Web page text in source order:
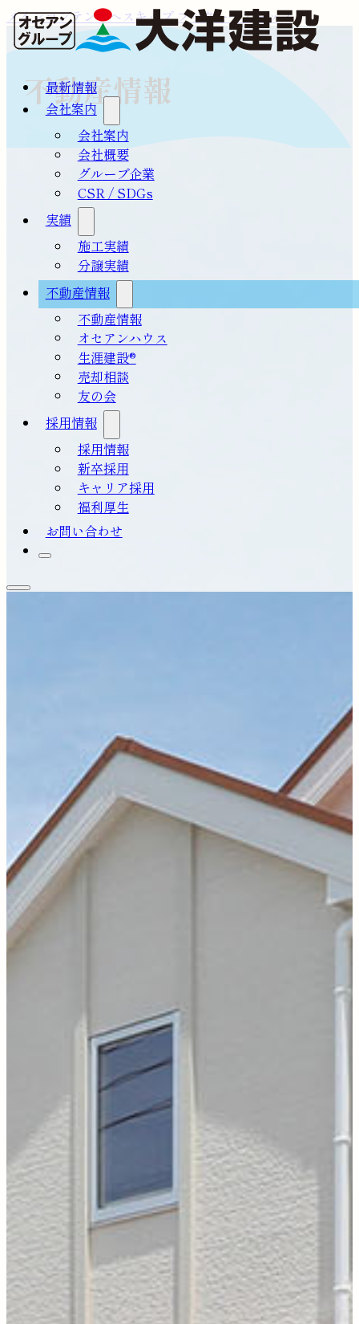
メインコンテンツへスキップフッターへスキップ
最新情報
会社案内
会社案内
会社概要
グループ企業
CSR / SDGs
実績
施工実績
分譲実績
不動産情報
不動産情報
オセアンハウス
生涯建設®
売却相談
友の会
採用情報
採用情報
新卒採用
キャリア採用
福利厚生
お問い合わせ
不動産情報